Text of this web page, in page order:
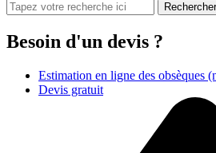
Besoin d'un devis ?
Estimation en ligne des obsèques
Devis gratuit